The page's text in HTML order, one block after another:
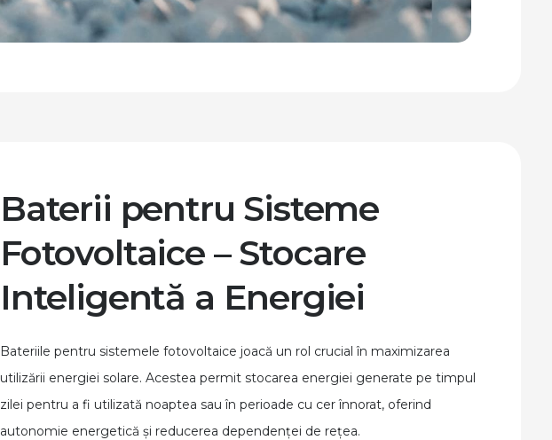
Baterii pentru Sisteme
Fotovoltaice – Stocare
Inteligentă a Energiei
Bateriile pentru sistemele fotovoltaice joacă un rol crucial în maximizarea
utilizării energiei solare. Acestea permit stocarea energiei generate pe timpul
zilei pentru a fi utilizată noaptea sau în perioade cu cer înnorat, oferind
autonomie energetică și reducerea dependenței de rețea.